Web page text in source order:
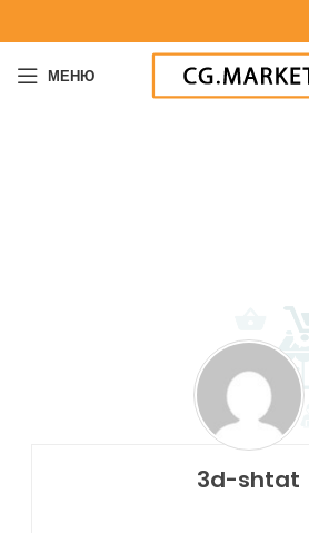
МЕНЮ
3d-shtat